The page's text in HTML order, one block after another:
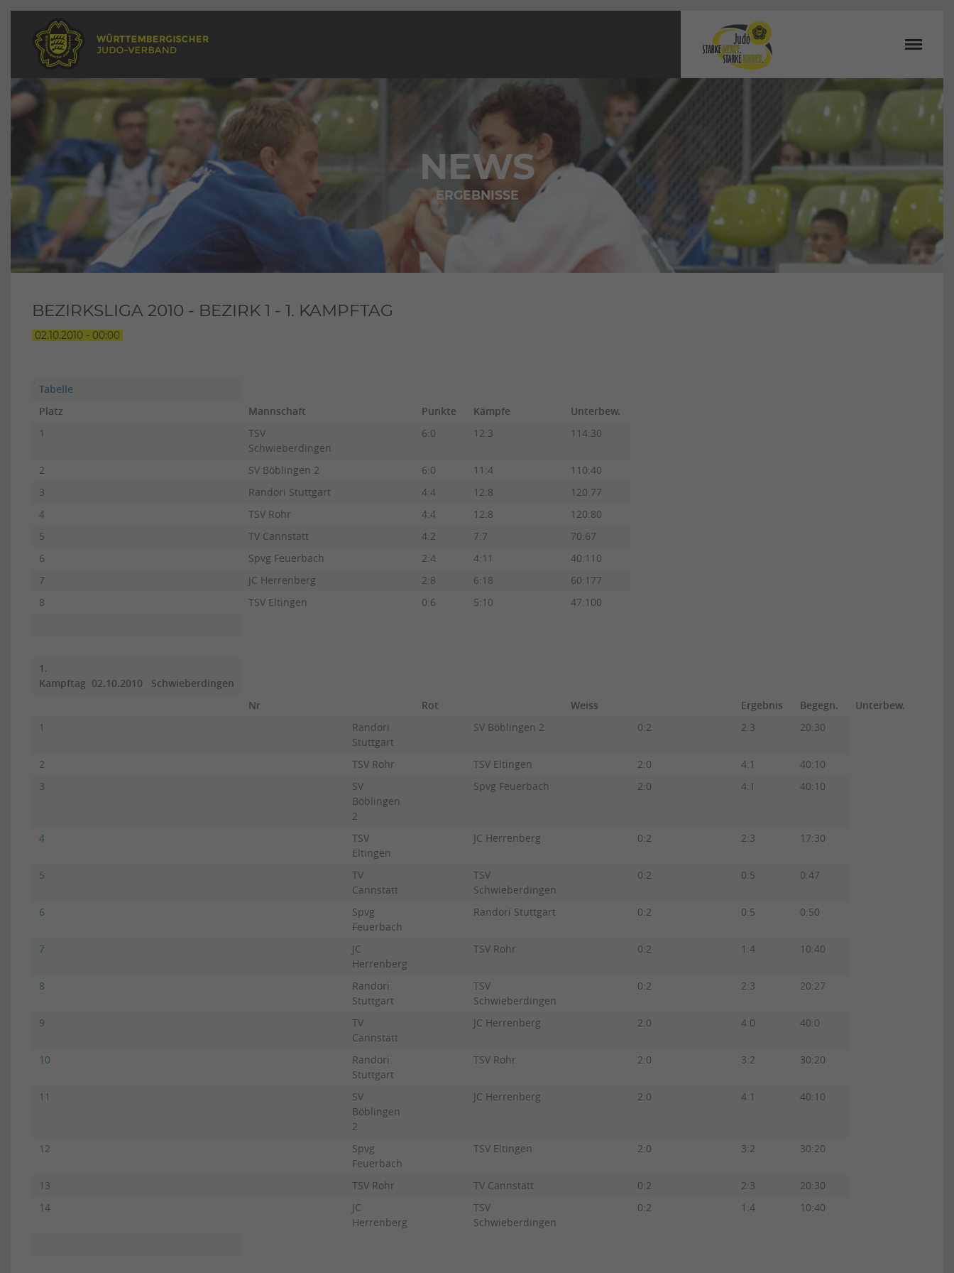
NEWS
ERGEBNISSE
BEZIRKSLIGA 2010 - BEZIRK 1 - 1. KAMPFTAG
02.10.2010 - 00:00
Tabelle
Platz
Mannschaft Punkte Kämpfe
Unterbew.
1
TSV
Schwieberdingen
6:0 12:3 114:30
2 SV Böblingen 2 6:0 11:4
110:40
3
Randori Stuttgart 4:4 12:8
120:77
4
TSV Rohr 4:4 12:8
120:80
5
TV Cannstatt 4:2 7:7
70:67
6
Spvg Feuerbach 2:4 4:11
40:110
7
JC Herrenberg 2:8 6:18
60:177
8
TSV Eltingen 0:6 5:10 47:100
1.
Kampftag 02.10.2010 Schwieberdingen
Nr
Rot Weiss Ergebnis Begegn.
Unterbew.
1
Randori
Stuttgart
SV Böblingen 2 0:2 2:3 20:30
2 TSV Rohr TSV Eltingen 2:0 4:1
40:10
3
SV
Böblingen
2
Spvg Feuerbach 2:0 4:1 40:10
4
TSV
Eltingen
JC Herrenberg 0:2 2:3 17:30
5
TV
Cannstatt
TSV
Schwieberdingen
0:2 0:5 0:47
6
Spvg
Feuerbach
Randori Stuttgart 0:2 0:5 0:50
7
JC
Herrenberg
TSV Rohr 0:2 1:4 10:40
8
Randori
Stuttgart
TSV
Schwieberdingen
0:2 2:3 20:27
9
TV
Cannstatt
JC Herrenberg 2:0 4:0 40:0
10
Randori
Stuttgart
TSV Rohr 2:0 3:2 30:20
11
SV
Böblingen
2
JC Herrenberg 2:0 4:1 40:10
12
Spvg
Feuerbach
TSV Eltingen 2:0 3:2 30:20
13 TSV Rohr TV Cannstatt 0:2 2:3
20:30
14
JC
Herrenberg
TSV
Schwieberdingen
0:2 1:4 10:40